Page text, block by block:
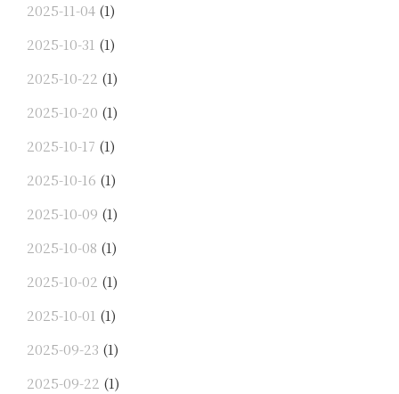
2025-11-04 (1)
2025-10-31 (1)
2025-10-22 (1)
2025-10-20 (1)
2025-10-17 (1)
2025-10-16 (1)
2025-10-09 (1)
2025-10-08 (1)
2025-10-02 (1)
2025-10-01 (1)
2025-09-23 (1)
2025-09-22 (1)